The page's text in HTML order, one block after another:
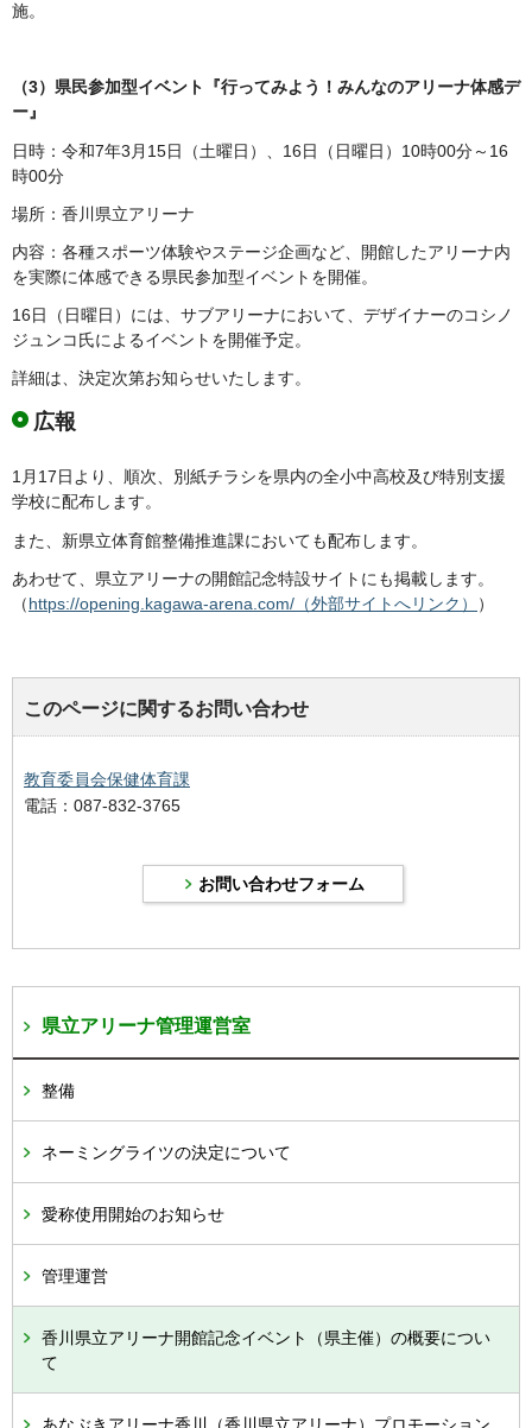
施。
（3）県民参加型イベント『行ってみよう！みんなのアリーナ体感デ
ー』
日時：令和7年3月15日（土曜日）、16日（日曜日）10時00分～16
時00分
場所：香川県立アリーナ
内容：各種スポーツ体験やステージ企画など、開館したアリーナ内
を実際に体感できる県民参加型イベントを開催。
16日（日曜日）には、サブアリーナにおいて、デザイナーのコシノ
ジュンコ氏によるイベントを開催予定。
詳細は、決定次第お知らせいたします。
広報
1月17日より、順次、別紙チラシを県内の全小中高校及び特別支援
学校に配布します。
また、新県立体育館整備推進課においても配布します。
あわせて、県立アリーナの開館記念特設サイトにも掲載します。
（https://opening.kagawa-arena.com/（外部サイトへリンク） ）
このページに関するお問い合わせ
教育委員会保健体育課
電話：087-832-3765
県立アリーナ管理運営室
整備
ネーミングライツの決定について
愛称使用開始のお知らせ
管理運営
香川県立アリーナ開館記念イベント（県主催）の概要につい
て